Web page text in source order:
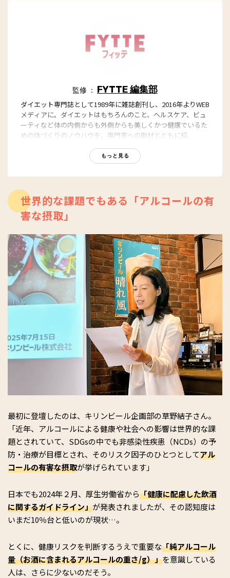
監修 ： FYTTE 編集部
ダイエット専門誌として1989年に雑誌創刊し、2016年よりWEB
メディアに。ダイエットはもちろんのこと、ヘルスケア、ビュ
ーティなど体の内側からも外側からも美しくかつ健康でいるた
めの体づくりのノウハウを、専門家への取材とともに紹
もに、編集部員も自らさまざまなヘルシーネタを日々お試し
もっと見る
世界的な課題でもある「アルコールの有
害な摂取」
最初に登壇したのは、キリンビール企画部の草野結子さん。
「近年、アルコールによる健康や社会への影響は世界的な課
題とされていて、SDGsの中でも非感染性疾患（NCDs）の予
防・治療が目標とされ、そのリスク因子のひとつとしてアル
コールの有害な摂取が挙げられています」
日本でも2024年２月、厚生労働省から「健康に配慮した飲酒
に関するガイドライン」が発表されましたが、その認知度は
いまだ10％台と低いのが現状…。
とくに、健康リスクを判断するうえで重要な「純アルコール
量（お酒に含まれるアルコールの重さ/g）」を意識している
人は、さらに少ないのだそう。